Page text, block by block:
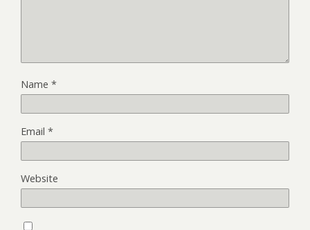
Name *
Email *
Website